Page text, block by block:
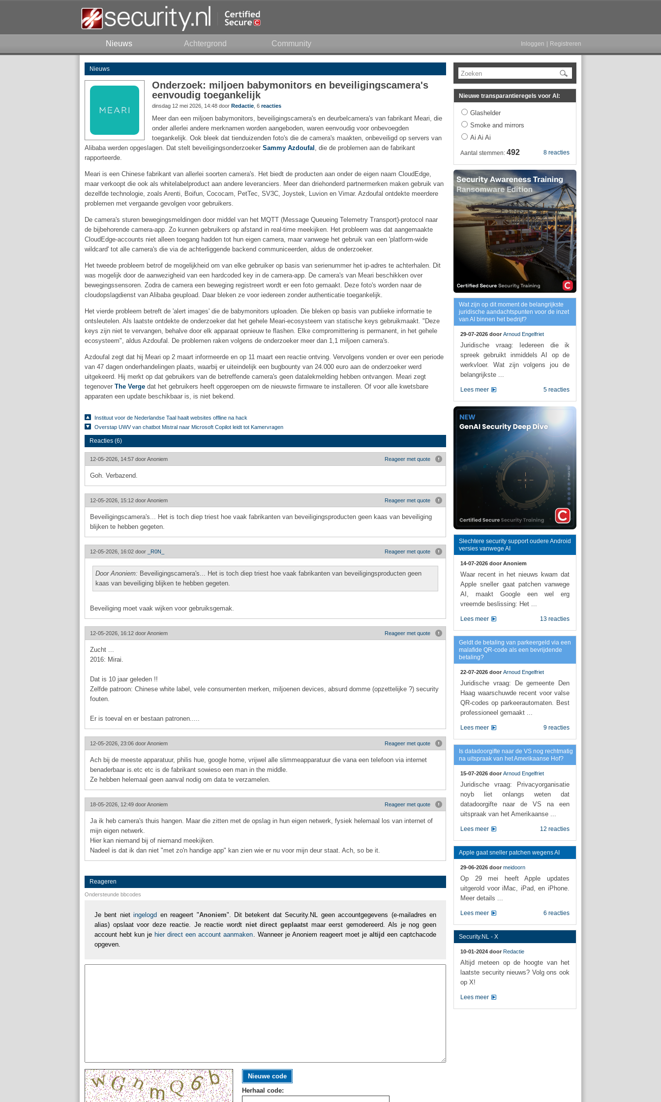
Nieuws Achtergrond Community Inloggen Registreren
Nieuws
Onderzoek: miljoen babymonitors en beveiligingscamera's
eenvoudig toegankelijk
dinsdag 12 mei 2026, 14:48 door Redactie , 6 reacties
Meer dan een miljoen babymonitors, beveiligingscamera's en deurbelcamera's van fabrikant Meari, die
onder allerlei andere merknamen worden aangeboden, waren eenvoudig voor onbevoegden
toegankelijk. Ook bleek dat tienduizenden foto's die de camera's maakten, onbeveiligd op servers van
Alibaba werden opgeslagen. Dat stelt beveiligingsonderzoeker Sammy Azdoufal , die de problemen aan de fabrikant
rapporteerde.
Meari is een Chinese fabrikant van allerlei soorten camera's. Het biedt de producten aan onder de eigen naam CloudEdge,
maar verkoopt die ook als whitelabelproduct aan andere leveranciers. Meer dan driehonderd partnermerken maken gebruik van
dezelfde technologie, zoals Arenti, Boifun, Cococam, PetTec, SV3C, Joystek, Luvion en Vimar. Azdoufal ontdekte meerdere
problemen met vergaande gevolgen voor gebruikers.
De camera's sturen bewegingsmeldingen door middel van het MQTT (Message Queueing Telemetry Transport)-protocol naar
de bijbehorende camera-app. Zo kunnen gebruikers op afstand in real-time meekijken. Het probleem was dat aangemaakte
CloudEdge-accounts niet alleen toegang hadden tot hun eigen camera, maar vanwege het gebruik van een 'platform-wide
wildcard' tot alle camera's die via de achterliggende backend communiceerden, aldus de onderzoeker.
Het tweede probleem betrof de mogelijkheid om van elke gebruiker op basis van serienummer het ip-adres te achterhalen. Dit
was mogelijk door de aanwezigheid van een hardcoded key in de camera-app. De camera's van Meari beschikken over
bewegingssensoren. Zodra de camera een beweging registreert wordt er een foto gemaakt. Deze foto's worden naar de
cloudopslagdienst van Alibaba geupload. Daar bleken ze voor iedereen zonder authenticatie toegankelijk.
Het vierde probleem betreft de 'alert images' die de babymonitors uploaden. Die bleken op basis van publieke informatie te
ontsleutelen. Als laatste ontdekte de onderzoeker dat het gehele Meari-ecosysteem van statische keys gebruikmaakt. "Deze
keys zijn niet te vervangen, behalve door elk apparaat opnieuw te flashen. Elke compromittering is permanent, in het gehele
ecosysteem", aldus Azdoufal. De problemen raken volgens de onderzoeker meer dan 1,1 miljoen camera's.
Azdoufal zegt dat hij Meari op 2 maart informeerde en op 11 maart een reactie ontving. Vervolgens vonden er over een periode
van 47 dagen onderhandelingen plaats, waarbij er uiteindelijk een bugbounty van 24.000 euro aan de onderzoeker werd
uitgekeerd. Hij merkt op dat gebruikers van de betreffende camera's geen datalekmelding hebben ontvangen. Meari zegt
tegenover The Verge dat het gebruikers heeft opgeroepen om de nieuwste firmware te installeren. Of voor alle kwetsbare
apparaten een update beschikbaar is, is niet bekend.
Instituut voor de Nederlandse Taal haalt websites offline na hack
Overstap UWV van chatbot Mistral naar Microsoft Copilot leidt tot Kamervragen
Reacties (6)
Reageer met quote
12-05-2026, 14:57 doorAnoniem
Goh. Verbazend.
Reageer met quote
12-05-2026, 15:12 doorAnoniem
Beveiligingscamera's... Het is toch diep triest hoe vaak fabrikanten van beveiligingsproducten geen kaas van beveiliging
blijken te hebben gegeten.
Reageer met quote
12-05-2026, 16:02 door _R0N_
Door Anoniem: Beveiligingscamera's... Het is toch diep triest hoe vaak fabrikanten van beveiligingsproducten geen
kaas van beveiliging blijken te hebben gegeten.
Beveiliging moet vaak wijken voor gebruiksgemak.
Reageer met quote
12-05-2026, 16:12 doorAnoniem
Zucht ...
2016: Mirai.
Dat is 10 jaar geleden !!
Zelfde patroon: Chinese white label, vele consumenten merken, miljoenen devices, absurd domme (opzettelijke ?) security
fouten.
Er is toeval en er bestaan patronen.....
Reageer met quote
12-05-2026, 23:06 doorAnoniem
Ach bij de meeste apparatuur, philis hue, google home, vrijwel alle slimmeapparatuur die vana een telefoon via internet
benaderbaar is.etc etc is de fabrikant sowieso een man in the middle.
Ze hebben helemaal geen aanval nodig om data te verzamelen.
Reageer met quote
18-05-2026, 12:49 doorAnoniem
Ja ik heb camera's thuis hangen. Maar die zitten met de opslag in hun eigen netwerk, fysiek helemaal los van internet of
mijn eigen netwerk.
Hier kan niemand bij of niemand meekijken.
Nadeel is dat ik dan niet "met zo'n handige app" kan zien wie er nu voor mijn deur staat. Ach, so be it.
Reageren
Ondersteunde bbcodes
Je bent nietingelogd en reageert "Anoniem". Dit betekent dat Security.NL geen accountgegevens (e-mailadres en
alias) opslaat voor deze reactie. Je reactie wordt niet direct geplaatstmaar eerst gemodereerd. Als je nog geen
account hebt kun je hier direct een account aanmaken. Wanneer je Anoniem reageert moet je altijd een captchacode
opgeven.
Nieuwe code
Herhaal code:
Zoeken
Nieuwe transparantieregels voor AI:
Glashelder
Smoke and mirrors
Ai Ai Ai
8 reacties
Aantal stemmen: 492
Wat zijn op dit moment de belangrijkste
juridische aandachtspunten voor de inzet
van AI binnen het bedrijf?
29-07-2026 door Arnoud Engelfriet
Juridische vraag: Iedereen die ik
spreek gebruikt inmiddels AI op de
werkvloer. Wat zijn volgens jou de
belangrijkste ...
5 reacties
Lees meer
Slechtere security support oudere Android
versies vanwege AI
14-07-2026 door Anoniem
Waar recent in het nieuws kwam dat
Apple sneller gaat patchen vanwege
AI, maakt Google een wel erg
vreemde beslissing: Het ...
13 reacties
Lees meer
Geldt de betaling van parkeergeld via een
malafide QR-code als een bevrijdende
betaling?
22-07-2026 door Arnoud Engelfriet
Juridische vraag: De gemeente Den
Haag waarschuwde recent voor valse
QR-codes op parkeerautomaten. Best
professioneel gemaakt ...
9 reacties
Lees meer
Is datadoorgifte naar de VS nog rechtmatig
na uitspraak van het Amerikaanse Hof?
15-07-2026 door Arnoud Engelfriet
Juridische vraag: Privacyorganisatie
noyb liet onlangs weten dat
datadoorgifte naar de VS na een
uitspraak van het Amerikaanse ...
12 reacties
Lees meer
Apple gaat sneller patchen wegens AI
29-06-2026 door meidoorn
Op 29 mei heeft Apple updates
uitgerold voor iMac, iPad, en iPhone.
Meer details ...
6 reacties
Lees meer
Security.NL - X
10-01-2024 door Redactie
Altijd meteen op de hoogte van het
laatste security nieuws? Volg ons ook
op X!
Lees meer